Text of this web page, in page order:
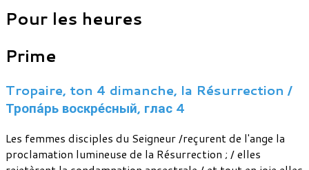
Pour les heures
Prime
Tropaire, ton 4 dimanche, la Résurrection /
Тропа́рь воскре́сный, глас 4
Les femmes disciples du Seigneur /reçurent de l'ange la
proclamation lumineuse de la Résurrection ; / elles